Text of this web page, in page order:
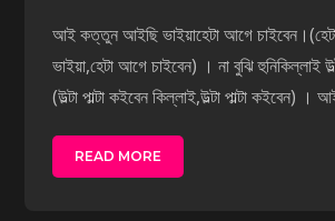
আই কত্তুন আইছি ভাইয়াহেটা আগে
ভাইয়া,হেটা আগে চাইবেন) । না বুঝি হুনিকিল্লাই
(উল্টা পাল্টা কইবেন কিল্লাই,উল্টা পাল্টা কইবেন)
READ MORE